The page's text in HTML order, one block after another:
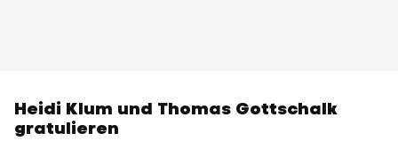
Heidi Klum und Thomas Gottschalk
gratulieren